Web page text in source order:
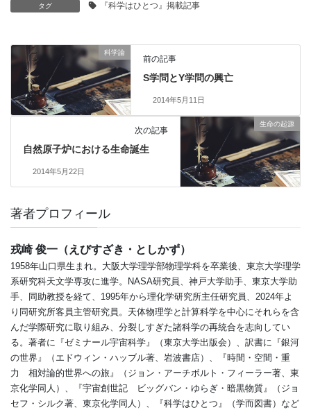
タグ 『科学はひとつ』掲載記事
科学論
前の記事
S学問とY学問の興亡
2014年5月11日
生命の起源
次の記事
自然原子炉における生命誕生
2014年5月22日
著者プロフィール
戎崎 俊一（えびすざき・としかず）
1958年山口県生まれ。大阪大学理学部物理学科を卒業後、東京大学理学
系研究科天文学専攻に進学。NASA研究員、神戸大学助手、東京大学助
手、同助教授を経て、1995年から理化学研究所主任研究員、2024年よ
り同研究所客員主管研究員。天体物理学と計算科学を中心にそれらを含
んだ学際研究に取り組み、分裂しすぎた諸科学の再統合を志向してい
る。著者に『ゼミナール宇宙科学』（東京大学出版会）、訳書に『銀河
の世界』（エドウィン・ハッブル著、岩波書店）、『時間・空間・重
力 相対論的世界への旅』（ジョン・アーチボルト・フィーラー著、東
京化学同人）、『宇宙創世記 ビッグバン・ゆらぎ・暗黒物質』（ジョ
セフ・シルク著、東京化学同人）、『科学はひとつ』（学而図書）など